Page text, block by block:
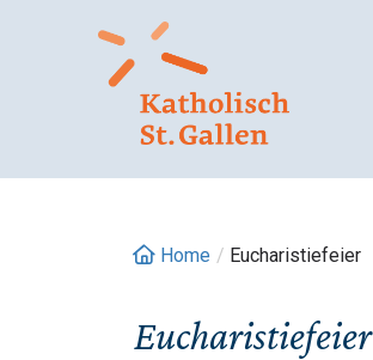
Home / Eucharistiefeier
Eucharistiefeier